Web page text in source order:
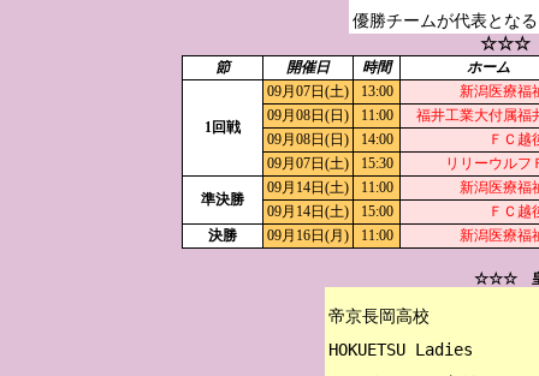
優勝チームが代表となる
☆☆☆
節 開催日 時間 ホーム
1回戦
09月07日(土) 13:00
新潟医療福
09月08日(日)
11:00
福井工業大付属福
09月08日(日)
14:00
ＦＣ越
09月07日(土)
15:30 リリーウルフ
準決勝
09月14日(土) 11:00
新潟医療福
09月14日(土)
15:00
ＦＣ越
決勝
09月16日(月) 11:00 新潟医療福
☆☆☆ 皇
帝京長岡高校
HOKUETSU Ladies